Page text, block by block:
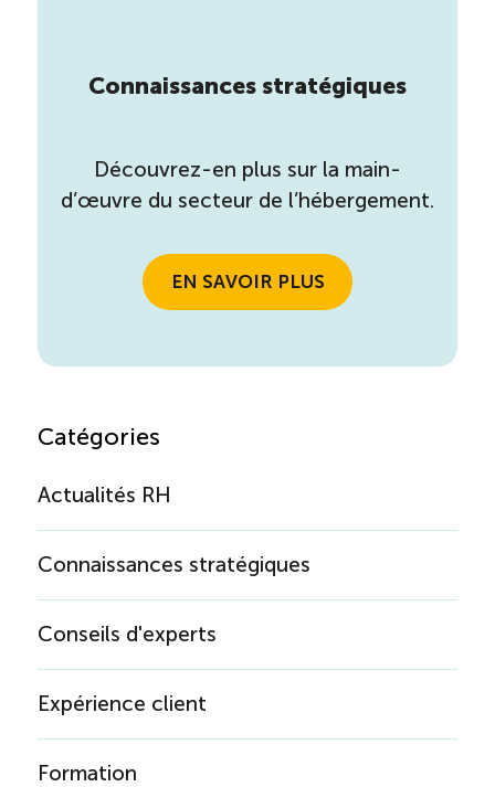
Connaissances stratégiques
Découvrez-en plus sur la main-
d’œuvre du secteur de l’hébergement.
EN SAVOIR PLUS
Catégories
Actualités RH
Connaissances stratégiques
Conseils d'experts
Expérience client
Formation